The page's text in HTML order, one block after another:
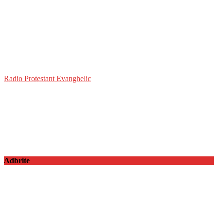
Radio Protestant Evanghelic
Adbrite